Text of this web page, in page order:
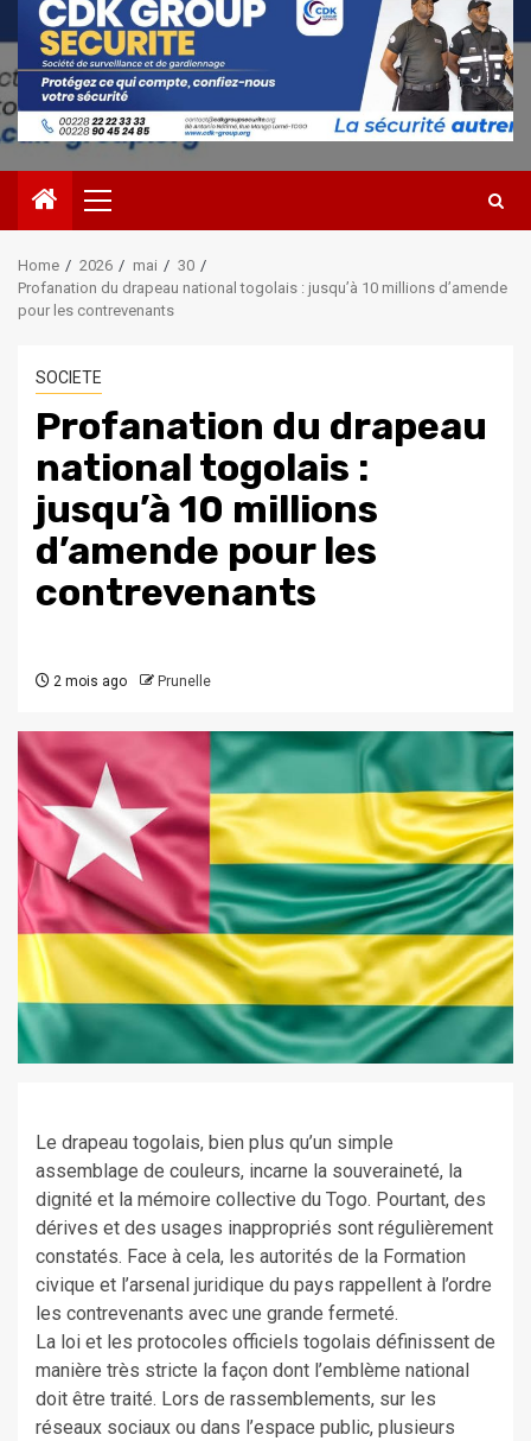
Primary
Menu
Home 2026 mai
30
Profanation du drapeau national togolais : jusqu’à 10 millions d’amende
pour les contrevenants
SOCIETE
Profanation du drapeau
national togolais :
jusqu’à 10 millions
d’amende pour les
contrevenants
2 mois ago Prunelle
Le drapeau togolais, bien plus qu’un simple
assemblage de couleurs, incarne la souveraineté, la
dignité et la mémoire collective du Togo. Pourtant, des
dérives et des usages inappropriés sont régulièrement
constatés. Face à cela, les autorités de la Formation
civique et l’arsenal juridique du pays rappellent à l’ordre
les contrevenants avec une grande fermeté.
La loi et les protocoles officiels togolais définissent de
manière très stricte la façon dont l’emblème national
doit être traité. Lors de rassemblements, sur les
réseaux sociaux ou dans l’espace public, plusieurs